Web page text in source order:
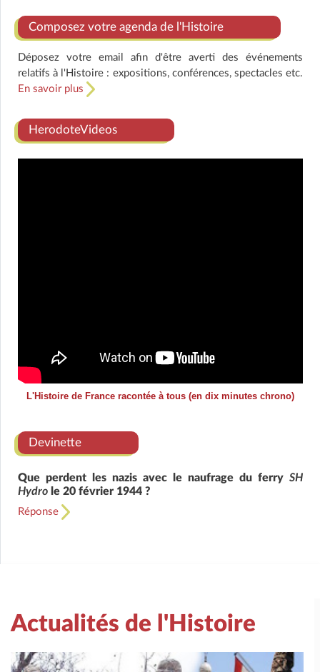
Composez votre agenda de l'Histoire
Déposez votre email afin d'être averti des événements
relatifs à l'Histoire : expositions, conférences, spectacles etc.
En savoir plus
HerodoteVideos
L'Histoire de France racontée à tous (en dix minutes chrono)
Devinette
Que perdent les nazis avec le naufrage du ferry SH
Hydro le 20 février 1944 ?
Réponse
Actualités de l'Histoire